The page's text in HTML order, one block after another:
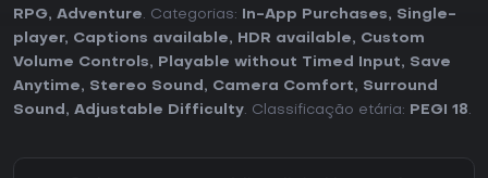
RPG, Adventure. Categorias: In-App Purchases, Single-
player, Captions available, HDR available, Custom
Volume Controls, Playable without Timed Input, Save
Anytime, Stereo Sound , Camera Comfort, Surround
Sound , Adjustable Difficulty. Classificação etária: PEGI 18.